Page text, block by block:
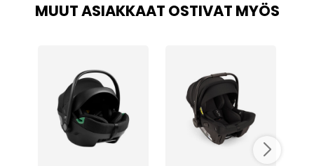
MUUT ASIAKKAAT OSTIVAT MYÖS